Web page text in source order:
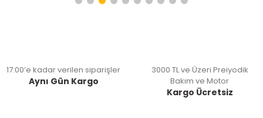
17:00’e kadar verilen siparişler
Aynı Gün Kargo
3000 TL ve Üzeri Preiyodik
Bakım ve Motor
Kargo Ücretsiz